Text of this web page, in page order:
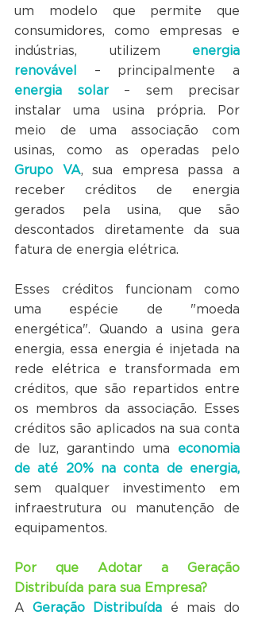
um modelo que permite que
consumidores, como empresas e
indústrias, utilizem energia
renovável
energia solar – sem precisar
instalar uma usina própria. Por
meio de uma associação com
Grupo VA, sua empresa passa a
receber créditos de energia
gerados pela usina, que são
descontados diretamente da sua
fatura de energia elétrica.
Esses créditos funcionam como
uma espécie de "moeda
energética". Quando a usina gera
energia, essa energia é injetada na
rede elétrica e transformada em
créditos, que são repartidos entre
os membros da associação. Esses
créditos são aplicados na sua conta
de luz, garantindo uma economia
de até 20% na conta de energia,
sem qualquer investimento em
infraestrutura ou manutenção de
equipamentos.
Por que Adotar a Geração
Distribuída para sua Empresa?
A Geração Distribuída é mais do